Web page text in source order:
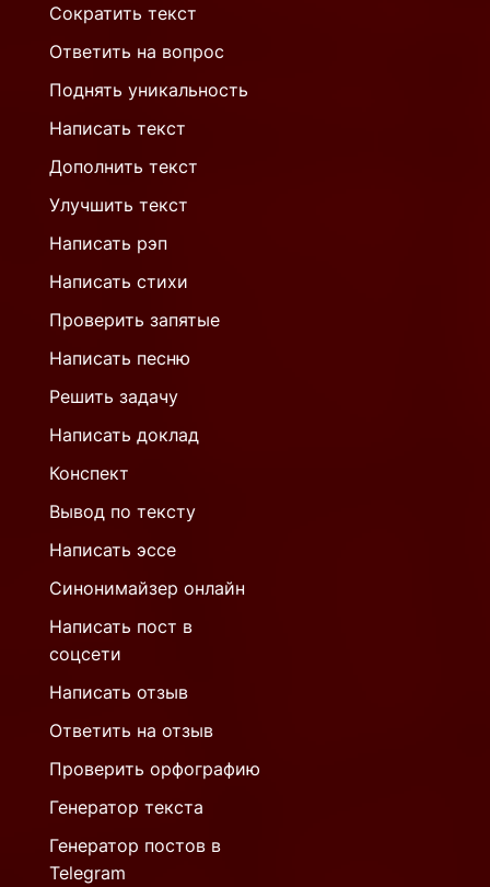
Сократить текст
Ответить на вопрос
Поднять уникальность
Написать текст
Дополнить текст
Улучшить текст
Написать рэп
Написать стихи
Проверить запятые
Написать песню
Решить задачу
Написать доклад
Конспект
Вывод по тексту
Написать эссе
Синонимайзер онлайн
Написать пост в
соцсети
Написать отзыв
Ответить на отзыв
Проверить орфографию
Генератор текста
Генератор постов в
Telegram